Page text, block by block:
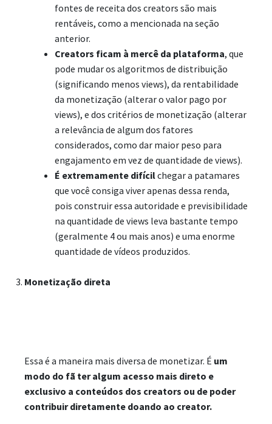
fontes de receita dos creators são mais
rentáveis, como a mencionada na seção
anterior.
Creators ficam à mercê da plataforma, que
pode mudar os algoritmos de distribuição
(significando menos views), da rentabilidade
da monetização (alterar o valor pago por
views), e dos critérios de monetização (alterar
a relevância de algum dos fatores
considerados, como dar maior peso para
engajamento em vez de quantidade de views).
É extremamente difícilchegar a patamares
que você consiga viver apenas dessa renda,
pois construir essa autoridade e previsibilidade
na quantidade de views leva bastante tempo
(geralmente 4 ou mais anos) e uma enorme
quantidade de vídeos produzidos.
Monetização direta
Essa é a maneira mais diversa de monetizar. É um
modo do fã ter algum acesso mais direto e
exclusivo a conteúdos dos creators ou de poder
contribuir diretamente doando ao creator.